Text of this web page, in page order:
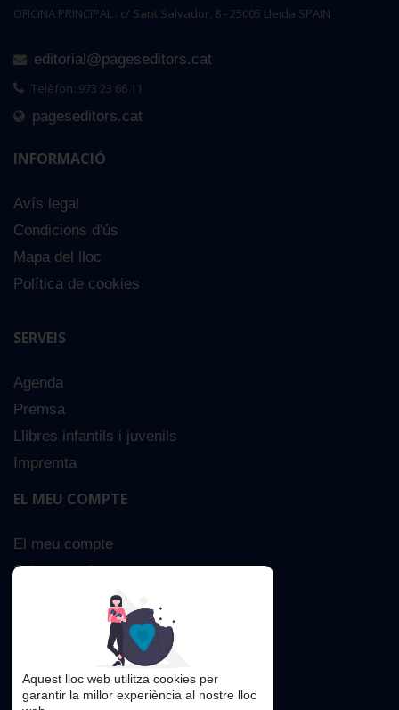
OFICINA PRINCIPAL : c/ Sant Salvador, 8 - 25005 Lleida SPAIN
editorial@pageseditors.cat
Telèfon: 973 23 66 11
pageseditors.cat
INFORMACIÓ
Avís legal
Condicions d'ús
Mapa del lloc
Política de cookies
SERVEIS
Agenda
Premsa
Llibres infantils i juvenils
Impremta
EL MEU COMPTE
El meu compte
Sobre nosaltres
Cerca Avançada
Aquest lloc web utilitza cookies per
garantir la millor experiència al nostre lloc